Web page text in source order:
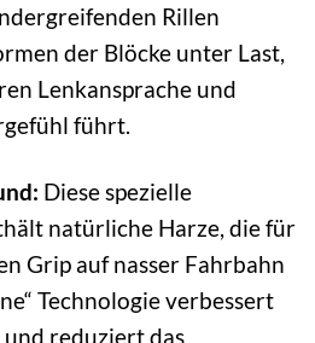
Rillen
der Blöcke unter Last,
Lenkansprache und
führt.
Diese spezielle
natürliche Harze, die für
Grip auf nasser Fahrbahn
Technologie verbessert
reduziert das